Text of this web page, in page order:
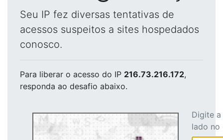
Seu IP fez diversas tentativas de
acessos suspeitos a sites hospedados
conosco.
Para liberar o acesso do IP 216.73.216.172,
responda ao desafio abaixo.
Digite
lado no